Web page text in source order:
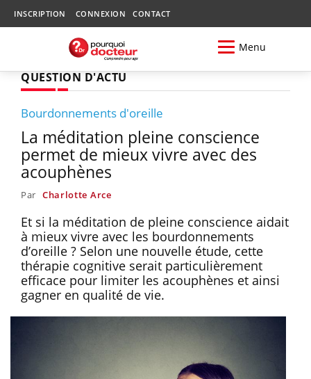
INSCRIPTION CONNEXION CONTACT
Menu
QUESTION D'ACTU
Bourdonnements d'oreille
La méditation pleine conscience
permet de mieux vivre avec des
acouphènes
Par Charlotte Arce
Et si la méditation de pleine conscience aidait
à mieux vivre avec les bourdonnements
d’oreille ? Selon une nouvelle étude, cette
thérapie cognitive serait particulièrement
efficace pour limiter les acouphènes et ainsi
gagner en qualité de vie.